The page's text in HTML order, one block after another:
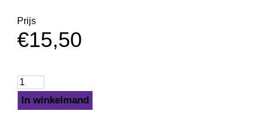
Prijs
€15,50
In winkelmand